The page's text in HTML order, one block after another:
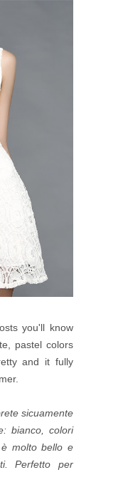
you'll know
pastel colors
and it fully
sicuamente
bianco, colori
molto bello e
Perfetto per